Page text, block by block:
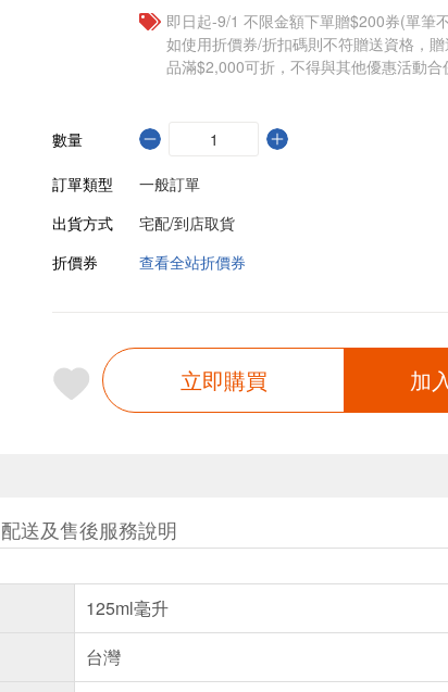
即日起-9/1 不限金額下單贈$200券(單筆
如使用折價券/折扣碼則不符贈送資格，
品滿$2,000可折，不得與其他優惠活動合
數量
訂單類型
一般訂單
出貨方式
宅配/到店取貨
折價券
查看全站折價券
立即購買 加
配送及售後服務說明
125ml毫升
台灣